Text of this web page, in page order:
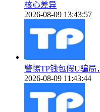
核心差异
2026-08-09 13:43:57
警惕TP钱包假U骗局
2026-08-09 11:43:44